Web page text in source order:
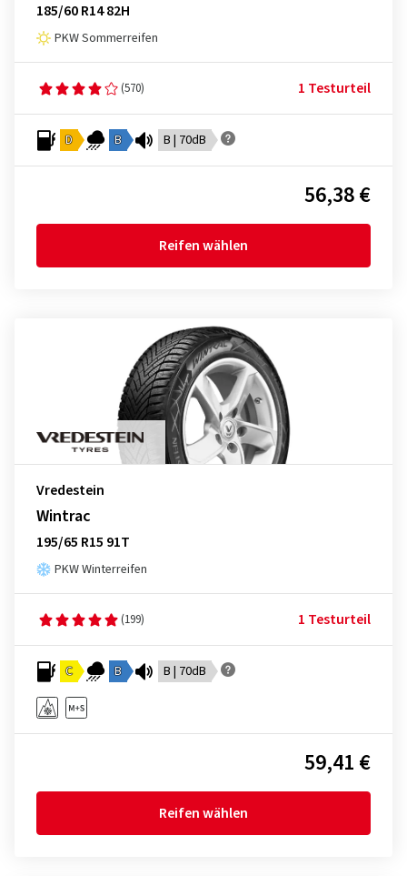
185/60 R14 82H
PKW Sommerreifen
(570) 1 Testurteil
D B B | 70dB
56,38 €
Reifen wählen
Vredestein
Wintrac
195/65 R15 91T
PKW Winterreifen
(199) 1 Testurteil
C B B | 70dB
59,41 €
Reifen wählen